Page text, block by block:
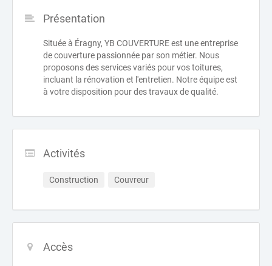
Présentation
Située à Éragny, YB COUVERTURE est une entreprise
de couverture passionnée par son métier. Nous
proposons des services variés pour vos toitures,
incluant la rénovation et l'entretien. Notre équipe est
à votre disposition pour des travaux de qualité.
Activités
Construction Couvreur
Accès